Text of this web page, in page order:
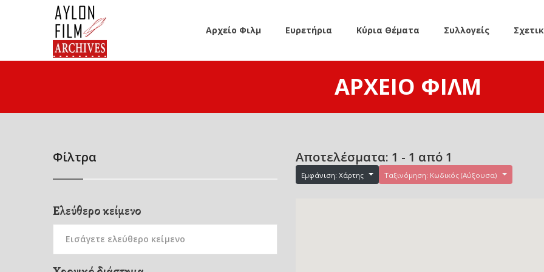
Αρχείο Φιλμ Ευρετήρια Κύρια Θέματα Συλλογείς
ΑΡΧΕΊΟ ΦΙΛΜ
Φίλτρα
Ελεύθερο κείμενο
Αποτελέσματα: 1 - 1 από 1
Εμφάνιση: Χάρτης Ταξινόμηση: Κωδικός (Αύξουσα)